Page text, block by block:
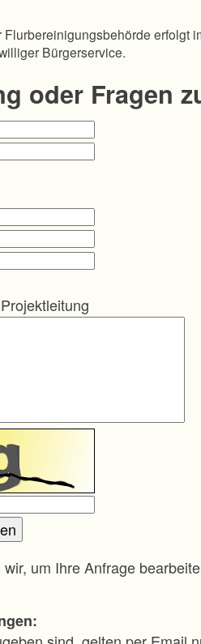
erfolgt
Bürgerservice.
oder Fragen
um Ihre Anfrage